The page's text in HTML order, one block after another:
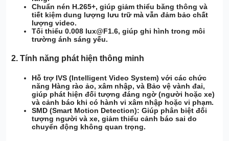
Chuẩn nén H.265+, giúp giảm thiểu băng thông và
tiết kiệm dung lượng lưu trữ mà vẫn đảm bảo chất
lượng video.
Tối thiểu 0.008 lux@F1.6, giúp ghi hình trong môi
trường ánh sáng yếu.
2.Tính năng phát hiện thông minh
Hỗ trợ IVS (Intelligent Video System) với các chức
năng Hàng rào ảo, xâm nhập, và Bảo vệ vành đai,
giúp phát hiện đối tượng đáng ngờ (người hoặc xe)
và cảnh báo khi có hành vi xâm nhập hoặc vi phạm.
SMD (Smart Motion Detection): Giúp phân biệt đối
tượng người và xe, giảm thiểu cảnh báo sai do
chuyển động không quan trọng.